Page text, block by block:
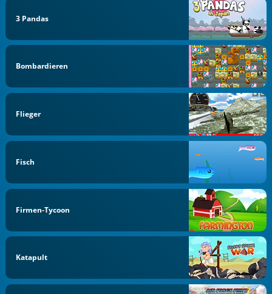
3 Pandas
Bombardieren
Flieger
Fisch
Firmen-Tycoon
Katapult